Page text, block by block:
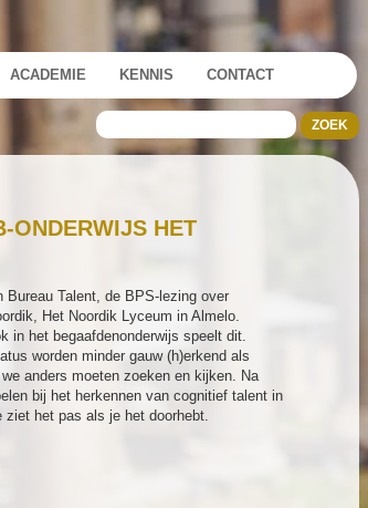
ACADEMIE KENNIS CONTACT
ONDERWIJS HET
Talent, de BPS-lezing over
Het Noordik Lyceum in Almelo.
in het begaafdenonderwijs speelt dit.
worden minder gauw (h)erkend als
anders moeten zoeken en kijken. Na
bij het herkennen van cognitief talent in
ziet het pas als je het doorhebt.